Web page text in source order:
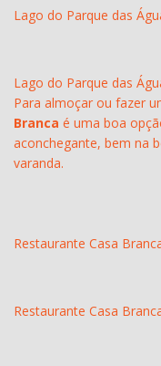
Lago do Parque das
Lago do Parque das
Para almoçar ou fazer
Branca é uma boa
aconchegante, bem na
varanda.
Restaurante Casa
Restaurante Casa